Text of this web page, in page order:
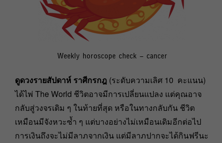
Weekly horoscope check – cancer
ดูดวงรายสัปดาห์ ราศีกรกฎ (ระดับความเลิศ 10 คะแนน)
ได้ไพ่ The World ชีวิตอาจมีการเปลี่ยนแปลง แต่คุณอาจ
กลับสู่วงจรเดิม ๆ ในท้ายที่สุด หรือในทางกลับกัน ชีวิต
เหมือนมีจังหวะซ้ำ ๆ แต่บางอย่างไม่เหมือนเดิมอีกต่อไป
การเงินถึงจะไม่มีลาภจากเงิน แต่มีลาภปากจะได้กินฟรีนะ